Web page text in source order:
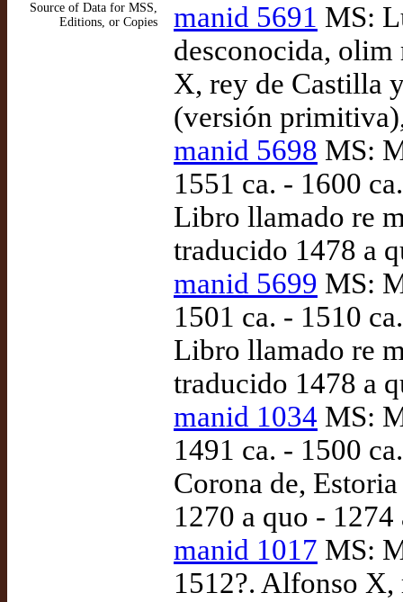
Source of Data for MSS,
Editions, or Copies
manid 5691 MS:
desconocida, olim
X, rey de Castilla
(versión
manid 5698 MS:
1551 ca. - 1600
Libro llamado re
traducido 1478 a
manid 5699 MS:
1501 ca. - 1510
Libro llamado re
traducido 1478 a
manid 1034 MS:
1491 ca. - 1500
Corona de,
1270 a quo - 1274
manid 1017 MS:
1512?. Alfonso X,